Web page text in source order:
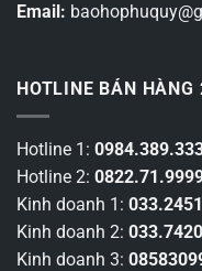
Email:
HOTLINE BÁN
Hotline 1:
Hotline 2:
Kinh doanh 1:
Kinh doanh 2:
Kinh doanh 3: